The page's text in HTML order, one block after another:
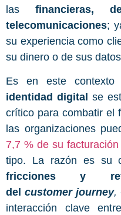
las
telecomunicaciones;
su experiencia como
su dinero o de sus
Es en este
identidad digital se
crítico para combatir el
las organizaciones
7,7 % de su facturación
tipo. La razón es su
fricciones
y
del customer journey,
interacción clave